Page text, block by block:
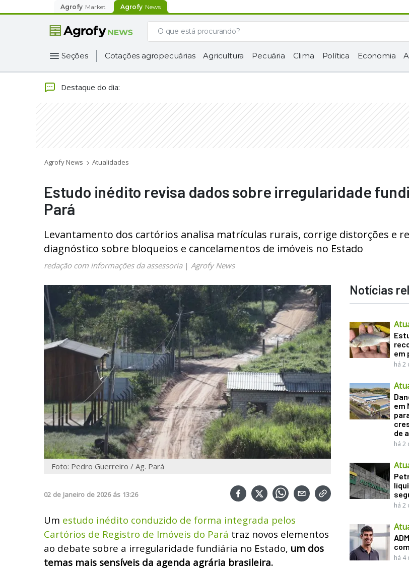
Agrofy Market Agrofy News
Seções Cotações agropecuárias Agricultura Pecuária Clima Política Economia
Destaque do dia:
Agrofy News Atualidades
Estudo inédito revisa dados sobre irregularidade
Pará
Levantamento dos cartórios analisa matrículas rurais, corrige distorções e
diagnóstico sobre bloqueios e cancelamentos de imóveis no Estado
redação com informações da assessoria| Agrofy News
Foto: Pedro Guerreiro / Ag. Pará
02 de Janeiro de 2026 ás 13:26
Um estudo inédito conduzido de forma integrada pelos
Cartórios de Registro de Imóveis do Pará traz novos elementos
ao debate sobre a irregularidade fundiária no Estado, um dos
temas mais sensíveis da agenda agrária brasileira.
Notícias
em
há 2
em
de
há 2
há 2
há 4